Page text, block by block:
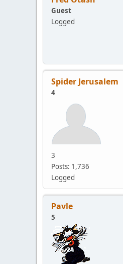
Guest
Logged
Spider Jerusalem
4
3
Posts: 1,736
Logged
Pavle
5